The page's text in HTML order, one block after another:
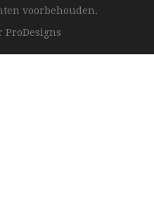
voorbehouden.
ProDesigns